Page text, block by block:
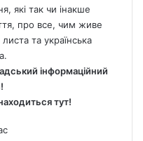
які так чи інакше
про все, чим живе
та українська
інформаційний
тут!